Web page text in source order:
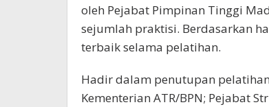
oleh Pejabat Pimpinan Tinggi
sejumlah praktisi. Berdasarkan
terbaik selama pelatihan.
Hadir dalam penutupan
Kementerian ATR/BPN; Pejabat